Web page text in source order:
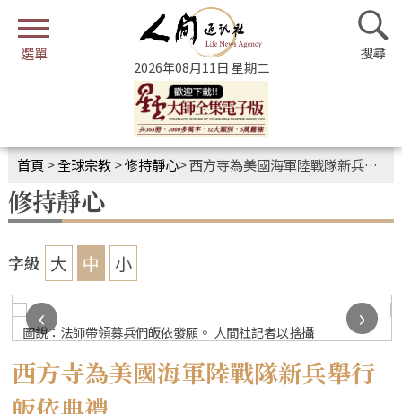
2026年08月11日 星期二
首頁 >全球宗教>修持靜心>西方寺為美國海軍陸戰隊新兵舉行皈依典禮
修持靜心
字級 大 中 小
圖說：新募兵們隨念皈依文發願。 人間社記者以捨攝
‹
›
西方寺為美國海軍陸戰隊新兵舉行